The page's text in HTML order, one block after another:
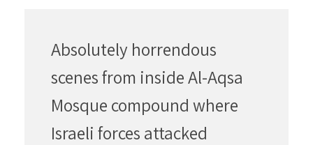
Absolutely horrendous
scenes from inside Al-Aqsa
Mosque compound where
Israeli forces attacked